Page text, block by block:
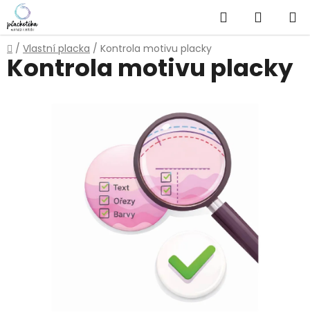
Přejít
na
obsah
Hledat
KOŠÍK
Domů
/ Vlastní placka / Kontrola motivu placky
Kontrola motivu placky